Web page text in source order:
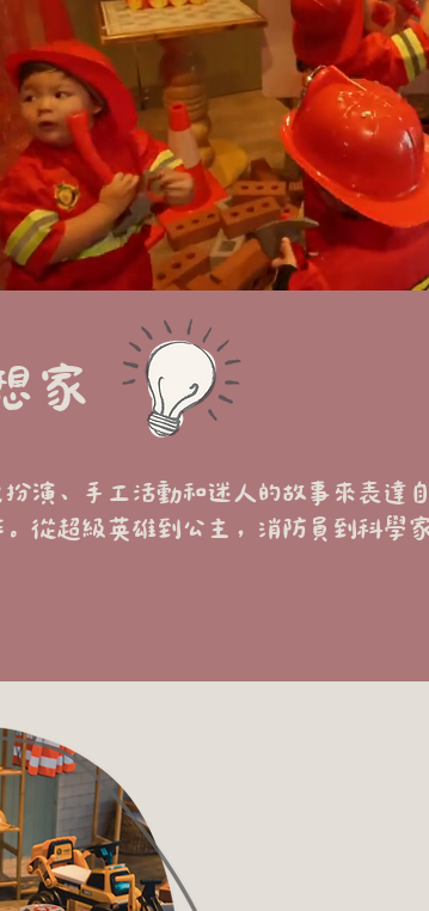
家
演、手工活動和迷人的故事來表達
從超級英雄到公主，消防員到科學